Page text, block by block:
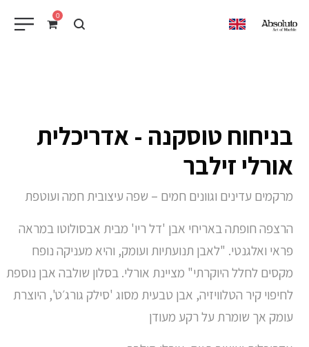
0
EN
בניחוח טוסקנה - אדריכלית
אורלי זילבר
מרקמים עדינים וגוונים חמים – שפה עיצובית חמה ועוטפת
הרצפה חופתה באריחי אבן 'דל ריו' מבית אבסולוטו במראה
פראי ואלגנטי. "לאבן תנועתיות ועומק, והיא מעניקה נופח
מקסים לחלל היוקרתי" מציינת אורלי. בסלון שולבה אבן נוספת
לחיפוי קיר הטלוויזיה, אבן טבעית מסוג 'סילק גורג׳ט', היוצרת
עומק אך שומרת על רקע מעודן